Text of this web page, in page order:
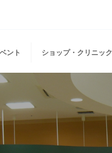
ント ショップ・クリニック